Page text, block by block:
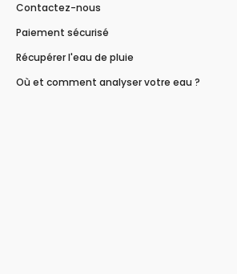
Contactez-nous
Paiement sécurisé
Récupérer l'eau de pluie
Où et comment analyser votre eau ?